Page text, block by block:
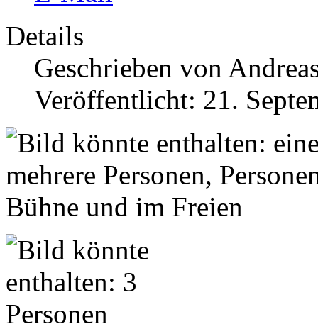
Details
Geschrieben von
Veröffentlicht: 21.